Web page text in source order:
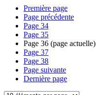
Première page
Page précédente
Page 34
Page 35
Page 36 (page actuelle)
Page 37
Page 38
Page suivante
Dernière page